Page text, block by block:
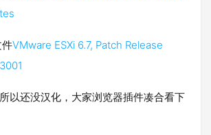
件VMware ESXi 6.7, Patch Release
以还没汉化，大家浏览器插件凑合看下